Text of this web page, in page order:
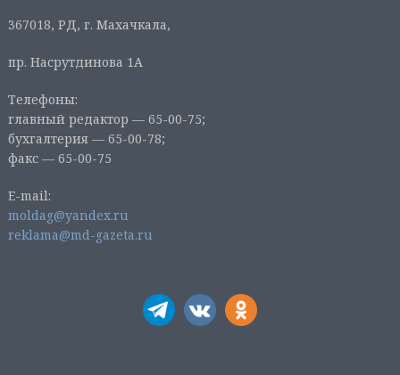
367018, РД, г. Махачкала,
пр. Насрутдинова 1А
Телефоны:
главный редактор — 65-00-75;
бухгалтерия — 65-00-78;
факс — 65-00-75
E-mail:
moldag@yandex.ru
reklama@md-gazeta.ru